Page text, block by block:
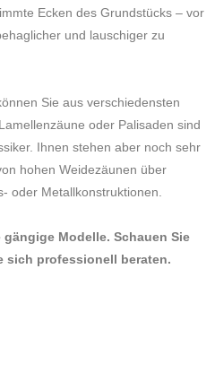
Ecken des Grundstücks – vor
und lauschiger zu
Sie aus verschiedensten
oder Palisaden sind
Ihnen stehen aber noch sehr
hohen Weidezäunen über
oder Metallkonstruktionen.
Modelle. Schauen Sie
sich professionell beraten.